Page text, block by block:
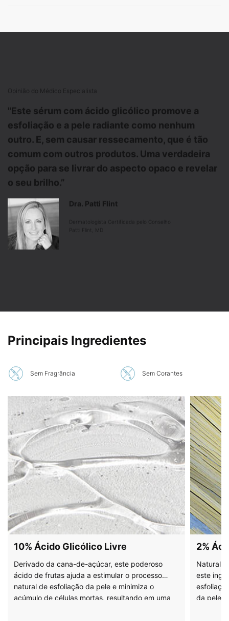
Opinião do Médico Especialista
"Este sérum com ácido glicólico promove a
esfoliação e a pele radiante como nenhum
outro. E, sem causar ressecamento, que é tão
comum com outros produtos. Uma verdadeira
opção para se livrar do aspecto opaco e revelar
o seu brilho.”
Dra. Patti Flint
Dermatologista Certificada pelo Conselho
Patti Flint, MD
Principais Ingredientes
Sem Fragrância Sem Corantes
10% Ácido Glicólico Livre
Derivado da cana-de-açúcar, este poderoso
ácido de frutas ajuda a estimular o processo
natural de esfoliação da pele e minimiza o
acúmulo de células mortas, resultando em uma
2%
este
da pele.